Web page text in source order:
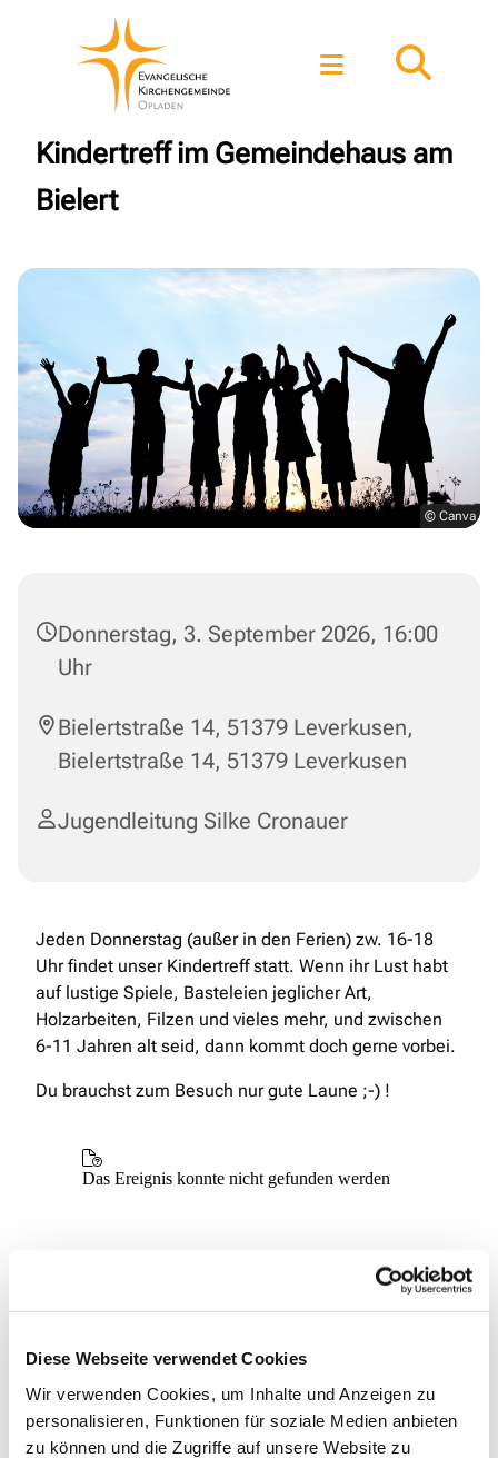
Diese Webseite verwendet Cookies
Wir verwenden Cookies, um Inhalte und Anzeigen zu
personalisieren, Funktionen für soziale Medien anbieten
zu können und die Zugriffe auf unsere Website zu
Kindertreff im Gemeindehaus am
Bielert
© Canva
Donnerstag, 3. September 2026, 16:00
Uhr
Bielertstraße 14, 51379 Leverkusen,
Bielertstraße 14, 51379 Leverkusen
Jugendleitung Silke Cronauer
Jeden Donnerstag (außer in den Ferien) zw. 16-18
Uhr findet unser Kindertreff statt. Wenn ihr Lust habt
auf lustige Spiele, Basteleien jeglicher Art,
Holzarbeiten, Filzen und vieles mehr, und zwischen
6-11 Jahren alt seid, dann kommt doch gerne vorbei.
Du brauchst zum Besuch nur gute Laune ;-) !